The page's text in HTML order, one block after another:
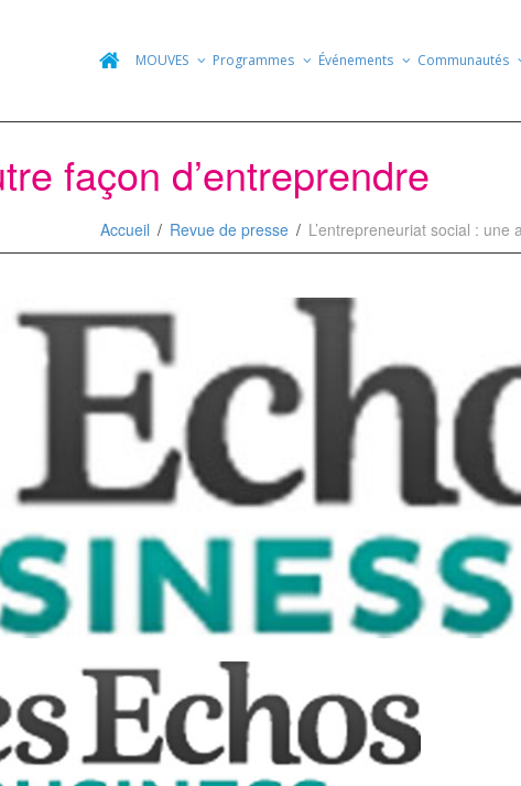
MOUVES Programmes Événements Communautés
façon d’entreprendre
Accueil Revue de presse L’entrepreneuriat social : une